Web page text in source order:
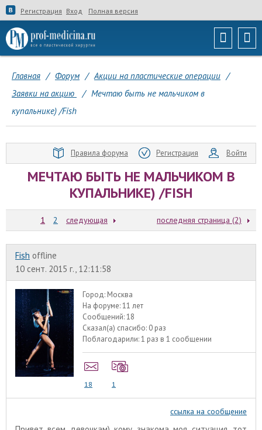
Регистрация Вход Полная версия
Главная / Форум / Акции на пластические операции /
Заявки на акцию
/ Мечтаю быть не мальчиком в
купальнике) /Fish
Правила форума Регистрация Войти
МЕЧТАЮ БЫТЬ НЕ МАЛЬЧИКОМ В
КУПАЛЬНИКЕ) /FISH
1 2 следующая последняя страница (2)
Fish offline
10 сент. 2015 г., 12:11:58
Город: Москва
На форуме:11 лет
Сообщений:18
Сказал(а) спасибо: 0 раз
Поблагодарили:1 раз в 1 сообщении
18 1
ссылка на сообщение